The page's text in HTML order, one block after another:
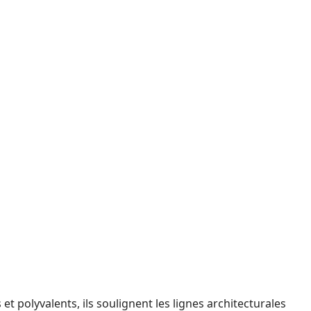
polyvalents, ils soulignent les lignes architecturales